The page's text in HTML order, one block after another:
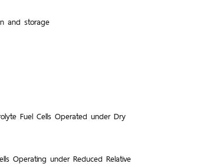
and storage
Fuel Cells Operated under Dry
Operating under Reduced Relative